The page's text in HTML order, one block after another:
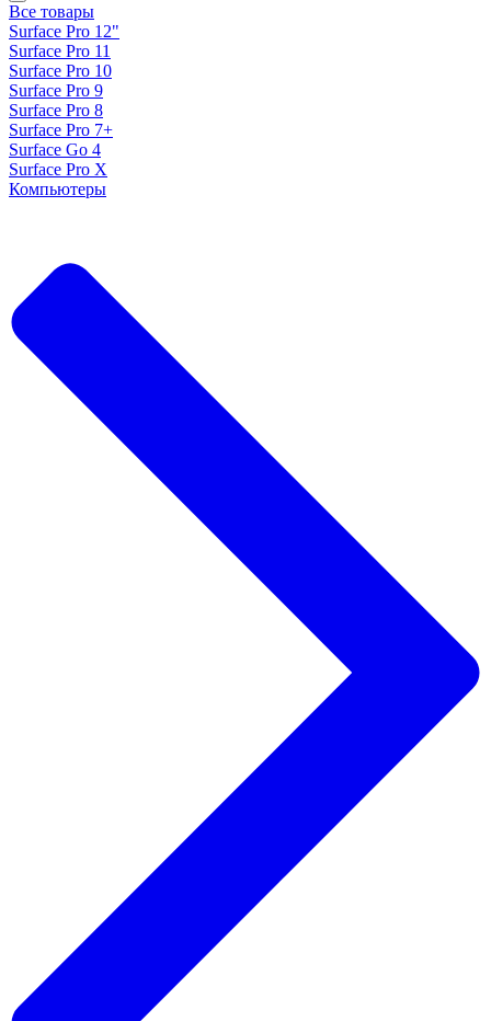
Все товары
Surface Pro 12"
Surface Pro 11
Surface Pro 10
Surface Pro 9
Surface Pro 8
Surface Pro 7+
Surface Go 4
Surface Pro X
Компьютеры